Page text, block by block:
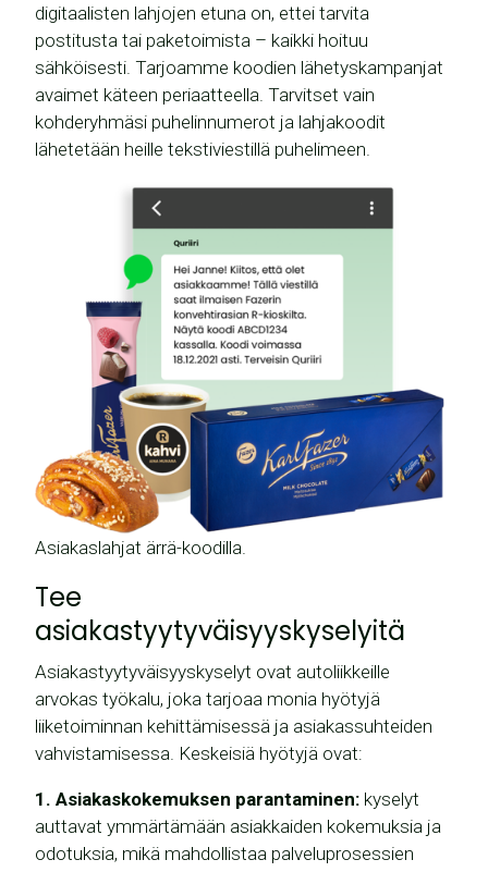
digitaalisten lahjojen etuna on, ettei tarvita
postitusta tai paketoimista – kaikki hoituu
sähköisesti. ​Tarjoamme koodien lähetyskampanjat
avaimet käteen periaatteella. Tarvitset vain
kohderyhmäsi puhelinnumerot ja lahjakoodit
lähetetään heille tekstiviestillä puhelimeen.
Asiakaslahjat ärrä-koodilla.
Tee
asiakastyytyväisyyskyselyitä
Asiakastyytyväisyyskyselyt ovat autoliikkeille
arvokas työkalu, joka tarjoaa monia hyötyjä
liiketoiminnan kehittämisessä ja asiakassuhteiden
vahvistamisessa. Keskeisiä hyötyjä ovat:
1. Asiakaskokemuksen parantaminen: kyselyt
auttavat ymmärtämään asiakkaiden kokemuksia ja
odotuksia, mikä mahdollistaa palveluprosessien